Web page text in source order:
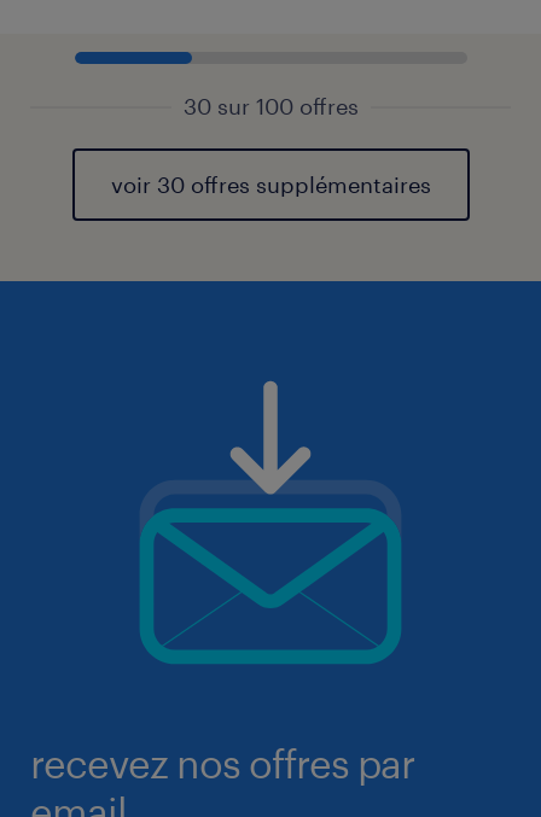
30 sur 100 offres
voir 30 offres supplémentaires
recevez nos offres par